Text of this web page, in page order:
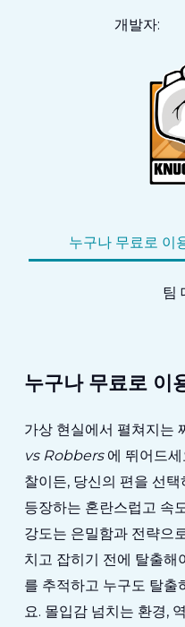
개발자:
누구나 무료로 이
팀
누구나 무료로 이
가상 현실에서 펼쳐지는
vs Robbers에 뛰어드세
찰이든, 당신의 편을 선
등장하는 혼란스럽고 속
강도는 은밀함과 전략으
치고 잡히기 전에 탈출해
를 추적하고 누구도 탈출
요. 몰입감 넘치는 환경,